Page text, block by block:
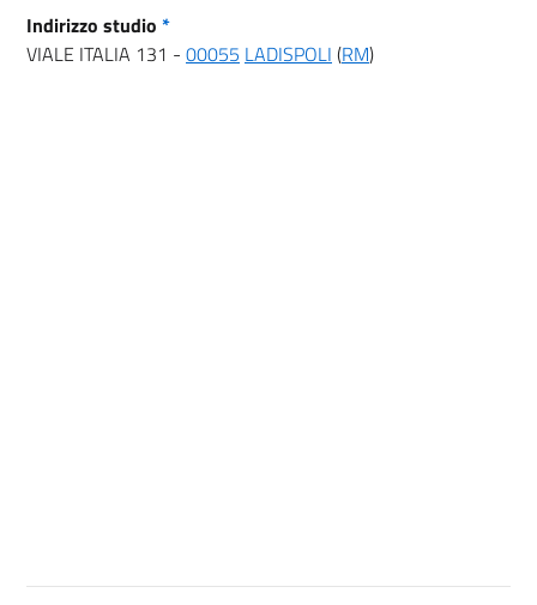
Indirizzo studio *
VIALE ITALIA 131 - 00055 LADISPOLI (RM)